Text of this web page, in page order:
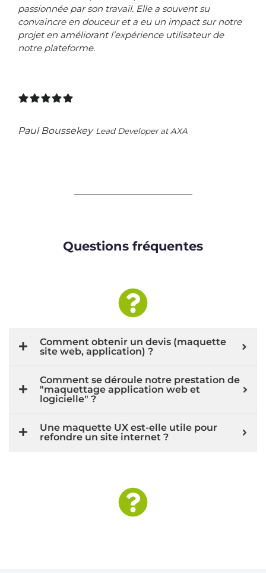
passionnée par son travail. Elle a souvent su
convaincre en douceur et a eu un impact sur notre
projet en améliorant l’expérience utilisateur de
notre plateforme.
Paul Boussekey Lead Developer at AXA
Questions fréquentes
Comment obtenir un devis (maquette
site web, application) ?
Comment se déroule notre prestation de
"maquettage application web et
logicielle" ?
Une maquette UX est-elle utile pour
refondre un site internet ?